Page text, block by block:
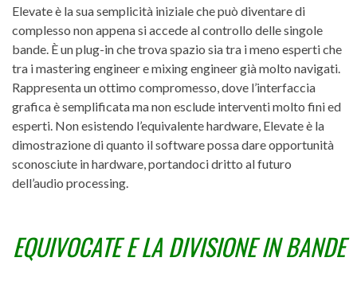
Elevate è la sua semplicità iniziale che può diventare di
complesso non appena si accede al controllo delle singole
bande. È un plug-in che trova spazio sia tra i meno esperti che
tra i mastering engineer e mixing engineer già molto navigati.
Rappresenta un ottimo compromesso, dove l’interfaccia
grafica è semplificata ma non esclude interventi molto fini ed
esperti. Non esistendo l’equivalente hardware, Elevate è la
dimostrazione di quanto il software possa dare opportunità
sconosciute in hardware, portandoci dritto al futuro
dell’audio processing.
EQUIVOCATE E LA DIVISIONE IN BANDE